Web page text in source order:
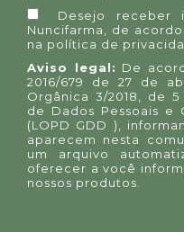
Desejo receber
Nuncifarma, de
na política de
Aviso legal: De
2016/679 de 27 de
Orgânica 3/2018, de
de Dados Pessoais e
(LOPD GDD ),
aparecem nesta
um arquivo
oferecer a você
nossos produtos.